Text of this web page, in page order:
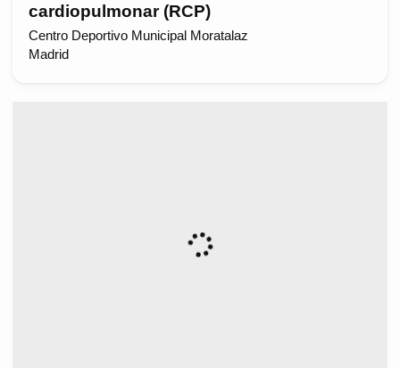
cardiopulmonar (RCP)
Centro Deportivo Municipal Moratalaz
Madrid